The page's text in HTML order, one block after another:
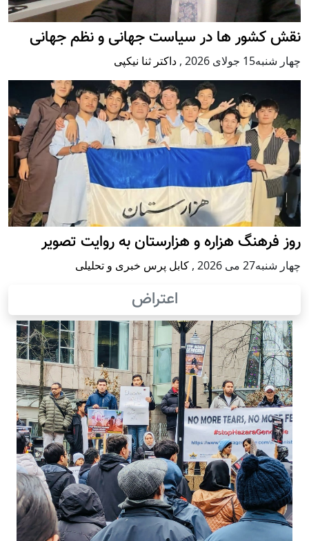
نقش کشور ها در سیاست جهانی و نظم جهانی
چهار شنبه15 جولای 2026 , داکتر ثنا نیکپی
روز فرهنگ هزاره و هزارستان به روایت تصویر
چهار شنبه27 می 2026 , کابل پرس خبری و تحلیلی
اعتراض